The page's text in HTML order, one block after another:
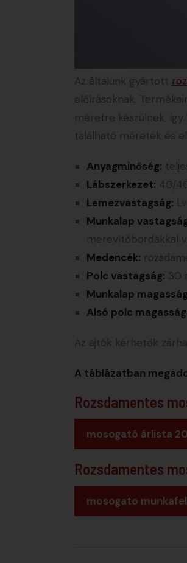
Az általunk gyártott
előírásoknak.
méretre készülnek,
található méretek és
Anyagminőség:
Lábszerkezet: 40/
Lemezvastagság:
Munkalap
merevítőbordákkal
Medencék:
Polc vastagság: 30
Munkalap
Alsó polc
Az ajtók kérhetők
A táblázatban
Rozsdamentes
mosogató árlista
Rozsdamentes
mosogato